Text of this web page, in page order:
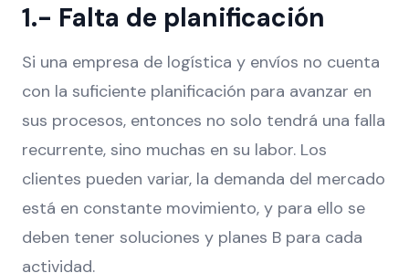
1.- Falta de planificación
Si una empresa de logística y envíos no cuenta
con la suficiente planificación para avanzar en
sus procesos, entonces no solo tendrá una falla
recurrente, sino muchas en su labor. Los
clientes pueden variar, la demanda del mercado
está en constante movimiento, y para ello se
deben tener soluciones y planes B para cada
actividad.